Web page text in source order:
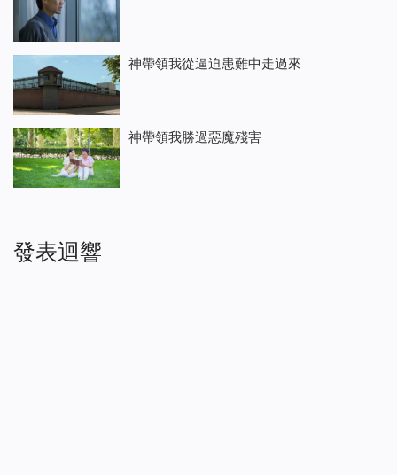
神帶領我從逼迫患難中走過來
神帶領我勝過惡魔殘害
發表迴響